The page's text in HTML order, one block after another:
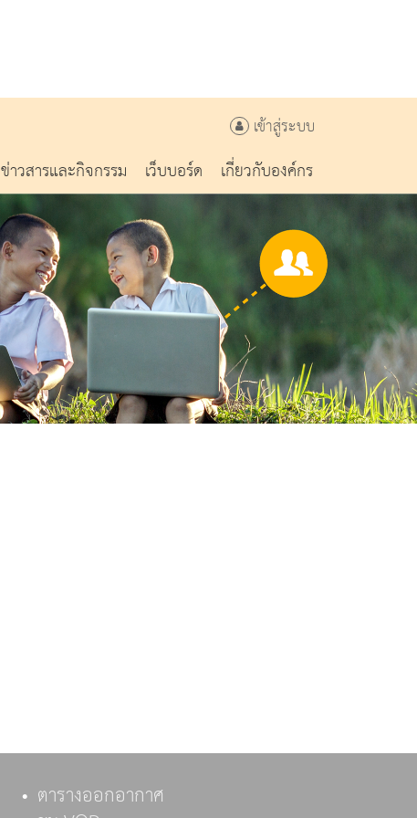
เข้าสู่ระบบ
ข่าวสารและกิจกรรม เว็บบอร์ด เกี่ยวกับองค์กร
ตารางออกอากาศ